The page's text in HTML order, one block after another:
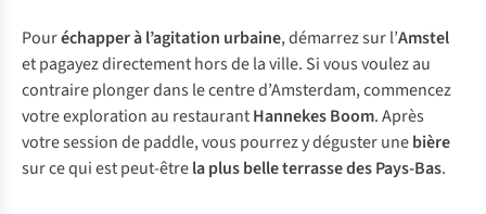
Pouréchapper à l’agitation urbaine, démarrez sur l’Amstel
et pagayez directement hors de la ville. Si vous voulez au
contraire plonger dans le centre d’Amsterdam, commencez
votre exploration au restaurantHannekes Boom. Après
votre session de paddle, vous pourrez y déguster unebière
sur ce qui est peut-êtrela plus belle terrasse des Pays-Bas.